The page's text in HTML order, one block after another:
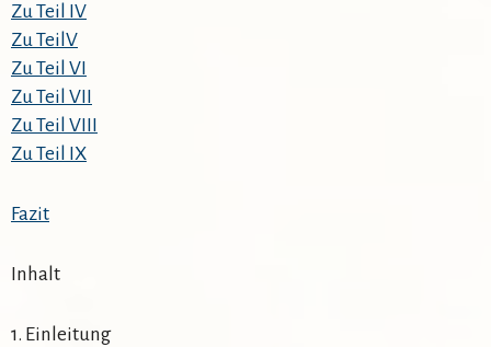
Zu Teil IV
Zu TeilV
Zu Teil VI
Zu Teil VII
Zu Teil VIII
Zu Teil IX
Fazit
Inhalt
1. Einleitung